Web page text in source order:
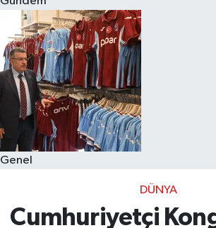
Genel
DÜNYA
Cumhuriyetçi
Eğitim
Sağlık
Dünya
Magazin
Kültür & Sanat